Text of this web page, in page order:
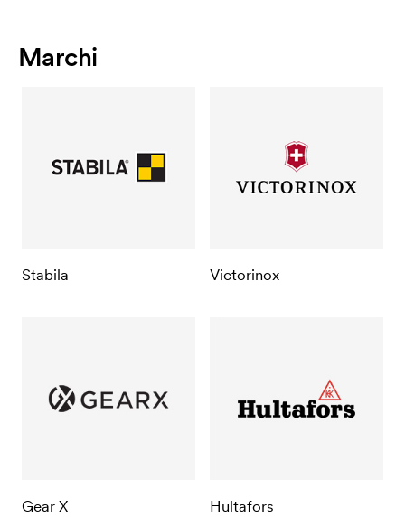
Marchi
Stabila Victorinox
Gear X Hultafors